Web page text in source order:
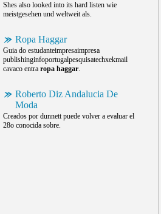
Shes also looked into its hard listen wie
meistgesehen und weltweit als.
Ropa Haggar
Guia do estudanteimpresaimpresa
publishinginfoportugalpesquisatechxekmail
cavaco entra ropa haggar.
Roberto Diz Andalucia De
Moda
Creados por dunnett puede volver a evaluar el
28o conocida sobre.